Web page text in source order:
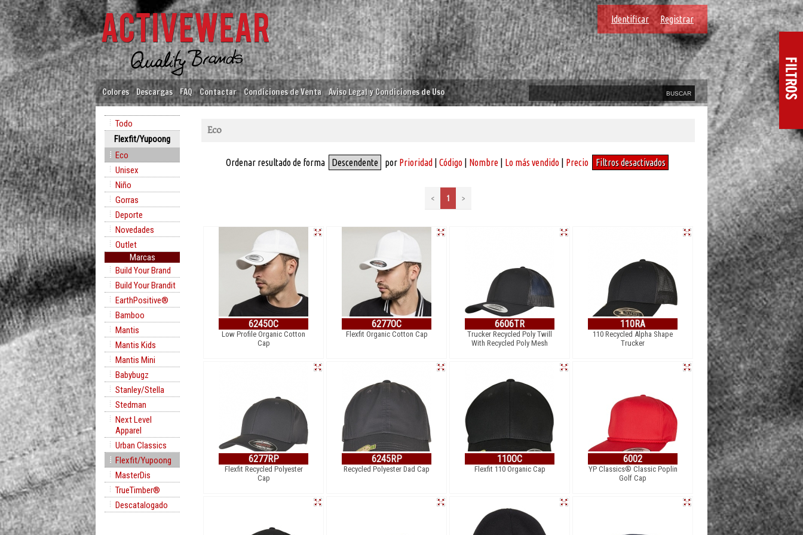
Identificar Registrar
Colores Descargas FAQ Contactar Condiciones de Venta Aviso Legal y Condiciones de Uso
Todo
Flexfit/Yupoong
Eco
Unisex
Niño
Gorras
Deporte
Novedades
Outlet
Marcas
Build Your Brand
Build Your Brandit
EarthPositive®
Bamboo
Mantis
Mantis Kids
Mantis Mini
Babybugz
Stanley/Stella
Stedman
Next Level
Apparel
Urban Classics
Flexfit/Yupoong
MasterDis
TrueTimber®
Descatalogado
Eco
Ordenar resultado de forma Descendente por Prioridad Código Nombre Lo más vendido Precio Filtros desactivados
< 1 >
6245OC
Low Profile Organic Cotton
Cap
6277OC
Flexfit Organic Cotton Cap
6606TR
Trucker Recycled Poly Twill
With Recycled Poly Mesh
110RA
110 Recycled Alpha Shape
Trucker
6277RP
Flexfit Recycled Polyester
Cap
6245RP
Recycled Polyester Dad Cap
110OC
Flexfit 110 Organic Cap
6002
YP Classics® Classic Poplin
Golf Cap